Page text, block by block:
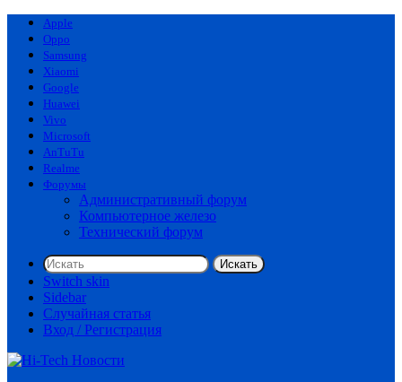
Apple
Oppo
Samsung
Xiaomi
Google
Huawei
Vivo
Microsoft
AnTuTu
Realme
Форумы
Административный форум
Компьютерное железо
Технический форум
Искать
Switch skin
Sidebar
Случайная статья
Вход / Регистрация